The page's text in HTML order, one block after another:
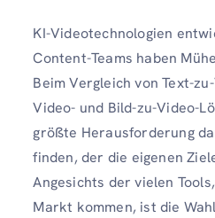
KI-Videotechnologien
Content-Teams haben
Beim Vergleich von Text-
Video- und Bild-zu-Video-
größte Herausforderung
finden, der die eigenen
Angesichts der vielen
Markt kommen, ist die